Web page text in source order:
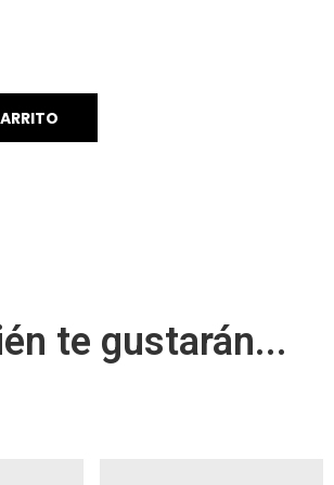
te gustarán...